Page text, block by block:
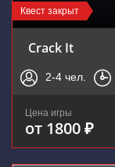
Квест закрыт
Crack It
2-4 чел.
Цена игры
от 1800 ₽